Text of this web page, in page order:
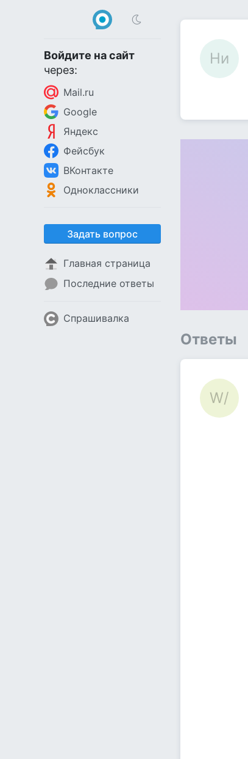
Войдите на сайт
через:
Mail.ru
Google
Яндекс
Фейсбук
ВКонтакте
Одноклассники
Задать вопрос
Главная страница
Последние ответы
Спрашивалка
Ни
Ответы
W/